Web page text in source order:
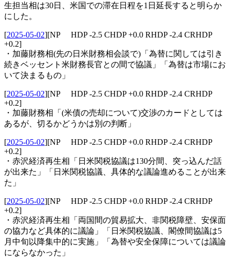
生担当相は30日、米国での滞在日程を1日延長すると明らか
にした。
[2025-05-02][NP HDP -2.5 CHDP +0.0 RHDP -2.4 CRHDP
+0.2]
・加藤財務相(先の日米財務相会談で)「為替に関しては引き
続きベッセント米財務長官との間で協議」「為替は市場にお
いて決まるもの」
[2025-05-02][NP HDP -2.5 CHDP +0.0 RHDP -2.4 CRHDP
+0.2]
・加藤財務相「(米債の売却について)交渉のカードとしては
あるが、切るかどうかは別の判断」
[2025-05-02][NP HDP -2.5 CHDP +0.0 RHDP -2.4 CRHDP
+0.2]
・赤沢経済再生相「日米関税協議は130分間、突っ込んだ話
が出来た」「日米関税協議、具体的な議論進めることが出来
た」
[2025-05-02][NP HDP -2.5 CHDP +0.0 RHDP -2.4 CRHDP
+0.2]
・赤沢経済再生相「両国間の貿易拡大、非関税障壁、安保面
の協力など具体的に議論」「日米関税協議、閣僚間協議は5
月中旬以降集中的に実施」「為替や安全保障については議論
にならなかった」